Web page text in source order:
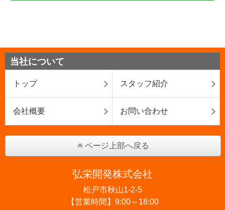
当社について
トップ スタッフ紹介
会社概要 お問い合わせ
ページ上部へ戻る
弘栄開発株式会社
松戸市秋山1-2-5
【営業時間】9:00～18:00